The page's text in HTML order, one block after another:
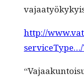
http://